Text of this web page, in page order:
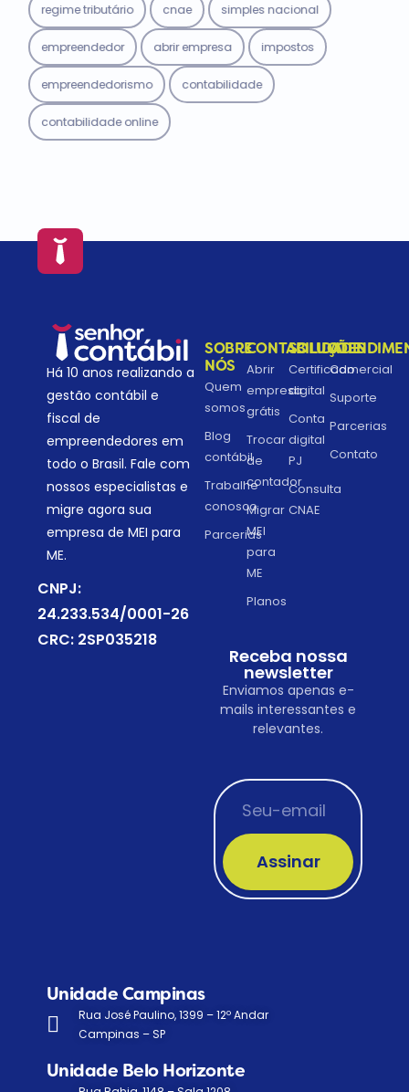
regime tributário cnae simples nacional
empreendedor abrir empresa impostos
empreendedorismo contabilidade
contabilidade online
Há 10 anos realizando a
gestão contábil e
fiscal de
empreendedores em
todo o Brasil. Fale com
nossos especialistas e
migre agora sua
empresa de MEI para
ME.
CNPJ:
24.233.534/0001-26
CRC: 2SP035218
SOBRE
NÓS
Quem
somos
Blog
contábil
Trabalhe
conosco
Parcerias
CONTABILIDADE
Abrir
empresa
grátis
Trocar
de
contador
Migrar
MEI
para
ME
Planos
SOLUÇÕES
Certificado
digital
Conta
digital
PJ
Consulta
CNAE
Comercial
Suporte
Parcerias
Contato
Receba nossa
newsletter
Enviamos apenas e-
mails interessantes e
relevantes.
Assinar
Unidade Campinas
Rua José Paulino, 1399 – 12º Andar
Campinas – SP
Unidade Belo Horizonte